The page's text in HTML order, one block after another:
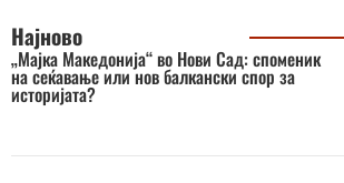
Најново
„Мајка Македонија“ во Нови Сад: споменик
на сеќавање или нов балкански спор за
историјата?